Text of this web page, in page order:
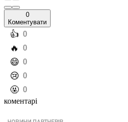
0
Коментувати
️👍 0
️🔥 0
️😄 0
️😢 0
️🤬 0
коментарі